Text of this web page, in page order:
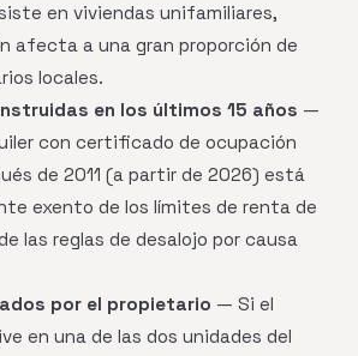
en viviendas unifamiliares,
afecta a una gran proporción de
locales.
en los últimos 15 años —
con certificado de ocupación
de 2011 (a partir de 2026) está
exento de los límites de renta de
las reglas de desalojo por causa
por el propietario — Si el
en una de las dos unidades del